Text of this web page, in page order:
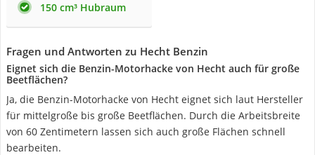
150 cm³ Hubraum
Fragen und Antworten zu Hecht Benzin
Eignet sich die Benzin-Motorhacke von ‎Hecht auch für große
Beetflächen?
Ja, die Benzin-Motorhacke von ‎Hecht eignet sich laut Hersteller
für mittelgroße bis große Beetflächen. Durch die Arbeitsbreite
von 60 Zentimetern lassen sich auch große Flächen schnell
bearbeiten.